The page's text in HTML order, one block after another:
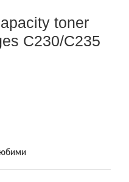
toner
C230/C235